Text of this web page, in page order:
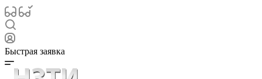
Быстрая заявка